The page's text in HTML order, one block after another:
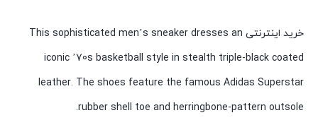
خرید اینترنتی This sophisticated men’s sneaker dresses an
iconic ’70s basketball style in stealth triple-black coated
leather. The shoes feature the famous Adidas Superstar
rubber shell toe and herringbone-pattern outsole.